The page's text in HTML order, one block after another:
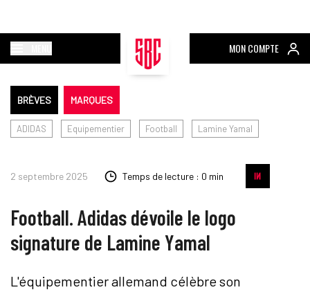
MON COMPTE
BRÈVES MARQUES
ADIDAS Equipementier Football Lamine Yamal
2 septembre 2025 Temps de lecture : 0 min
Football. Adidas dévoile le logo
signature de Lamine Yamal
L'équipementier allemand célèbre son